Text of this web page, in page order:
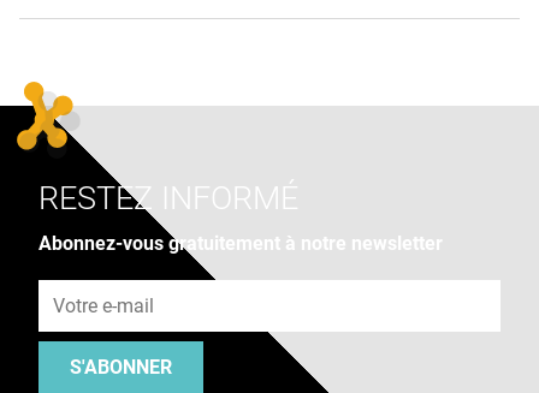
RESTEZ INFORMÉ
Abonnez-vous gratuitement à notre newsletter
S'ABONNER